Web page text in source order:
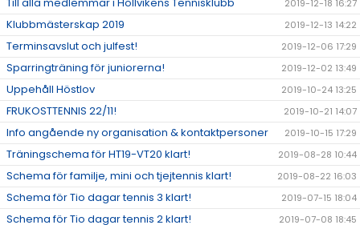
2019-12-18 16:27
Klubbmästerskap 2019 2019-12-13 14:22
Terminsavslut och julfest! 2019-12-06 17:29
Sparringträning för juniorerna! 2019-12-02 13:49
Uppehåll Höstlov 2019-10-24 13:25
FRUKOSTTENNIS 22/11! 2019-10-21 14:07
Info angående ny organisation & kontaktpersoner 2019-10-15 17:29
Träningschema för HT19-VT20 klart! 2019-08-28 10:44
Schema för familje, mini och tjejtennis klart! 2019-08-22 16:03
Schema för Tio dagar tennis 3 klart! 2019-07-15 18:04
Schema för Tio dagar tennis 2 klart! 2019-07-08 18:45